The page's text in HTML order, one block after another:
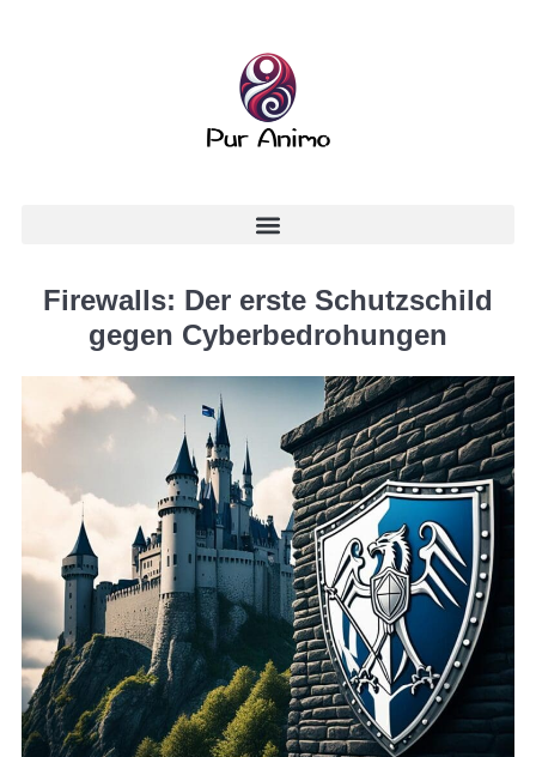
Firewalls: Der erste Schutzschild
gegen Cyberbedrohungen